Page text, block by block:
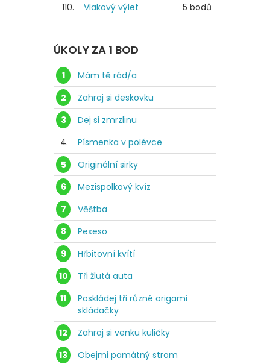
110.
Vlakový výlet 5 bodů
ÚKOLY ZA 1 BOD
1
Mám tě rád/a
2
Zahraj si deskovku
3
Dej si zmrzlinu
4.
Písmenka v polévce
5
Originální sirky
6
Mezispolkový kvíz
7
Věštba
8
Pexeso
9
Hřbitovní kvítí
10
Tři žlutá auta
11
Poskládej tři různé origami
skládačky
12
Zahraj si venku kuličky
13
Obejmi památný strom